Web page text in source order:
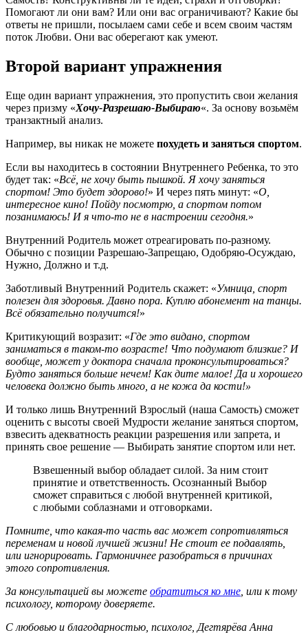
Помогают ли они вам? Или они вас ограничивают? Какие бы
ответы не пришли, посылаем сами себе и всем своим частям
поток Любви. Они вас оберегают как умеют.
Второй вариант упражнения
Еще один вариант упражнения, это пропустить свои желания
через призму «Хочу-Разрешаю-Выбираю«. За основу возьмём
транзактный анализ.
Например, вы никак не можете похудеть и заняться спортом.
Если вы находитесь в состоянии Внутреннего Ребенка, то это
будет так: «Всё, не хочу быть пышкой. Я хочу заняться
спортом! Это будет здорово!» И через пять минут: «О,
интересное кино! Пойду посмотрю, а спортом потом
позанимаюсь! И я что-то не в настроении сегодня.»
Внутренний Родитель может отреагировать по-разному.
Обычно с позиции Разрешаю-Запрещаю, Одобряю-Осуждаю,
Нужно, Должно и т.д.
Заботливый Внутренний Родитель скажет: «Умница, спорт
полезен для здоровья. Давно пора. Куплю абонемент на танцы.
Всё обязательно получится!»
Критикующий возразит: «Где это видано, спортом
заниматься в таком-то возрасте! Что подумают близкие? И
вообще, может у доктора сначала проконсультироваться?
Будто заняться больше нечем! Как дите малое! Да и хорошего
человека должно быть много, а не кожа да кости!»
И только лишь Внутренний Взрослый (наша Самость) сможет
оценить с высоты своей Мудрости желание заняться спортом,
взвесить адекватность реакции разрешения или запрета, и
принять свое решение — Выбирать занятие спортом или нет.
Взвешенный выбор обладает силой. За ним стоит
принятие и ответственность. Осознанный Выбор
сможет справиться с любой внутренней критикой,
с любыми соблазнами и отговорками.
Помните, что какая-то часть вас может сопротивляться
переменам и новой лучшей жизни! Не стоит ее подавлять,
или игнорировать. Гармоничнее разобраться в причинах
этого сопротивления.
За консультацией вы можете обратиться ко мне , или к тому
психологу, которому доверяете.
С любовью и благодарностью, психолог, Дегтярёва Анна